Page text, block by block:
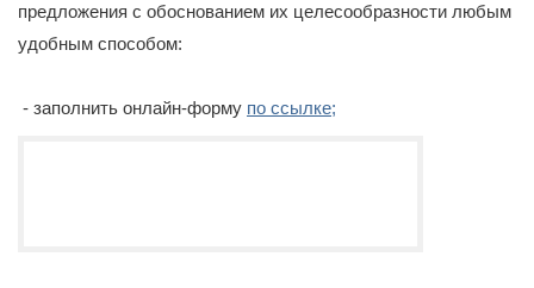
предложения с обоснованием их целесообразности любым
удобным способом:
- заполнить онлайн-форму по ссылке;